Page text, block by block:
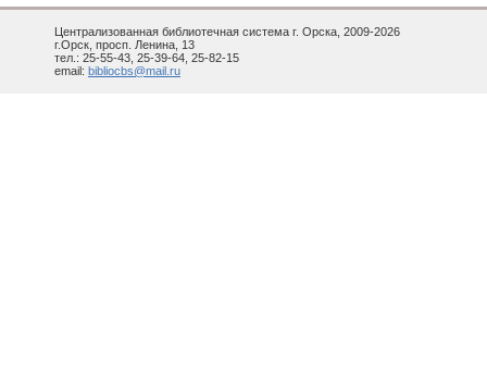
Централизованная библиотечная система г. Орска, 2009-2026
г.Орск, просп. Ленина, 13
тел.: 25-55-43, 25-39-64, 25-82-15
email: bibliocbs@mail.ru